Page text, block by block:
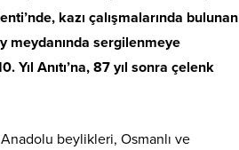
kazı çalışmalarında bulunan
meydanında sergilenmeye
Yıl Anıtı’na, 87 yıl sonra çelenk
beylikleri, Osmanlı ve